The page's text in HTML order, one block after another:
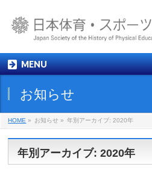
MENU
お知らせ
HOME » お知らせ » 年別アーカイブ: 2020年
年別アーカイブ: 2020年